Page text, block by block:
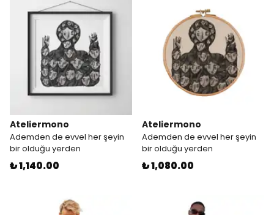
Ateliermono
Ademden de evvel her şeyin
bir olduğu yerden
₺ 1,140.00
Ateliermono
Ademden de evvel her şeyin
bir olduğu yerden
₺ 1,080.00